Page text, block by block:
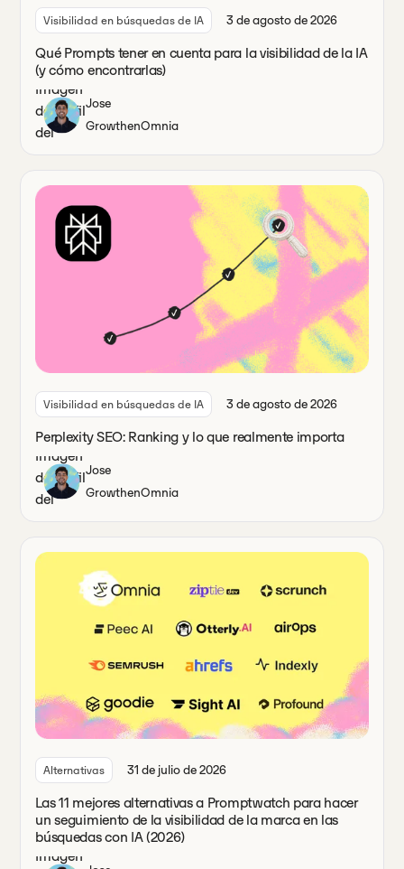
Visibilidad en búsquedas de IA 3 de agosto de 2026
Qué Prompts tener en cuenta para la visibilidad de la IA
(y cómo encontrarlas)
Jose
GrowthenOmnia
Visibilidad en búsquedas de IA 3 de agosto de 2026
Perplexity SEO: Ranking y lo que realmente importa
Jose
GrowthenOmnia
Alternativas 31 de julio de 2026
Las 11 mejores alternativas a Promptwatch para hacer
un seguimiento de la visibilidad de la marca en las
búsquedas con IA (2026)